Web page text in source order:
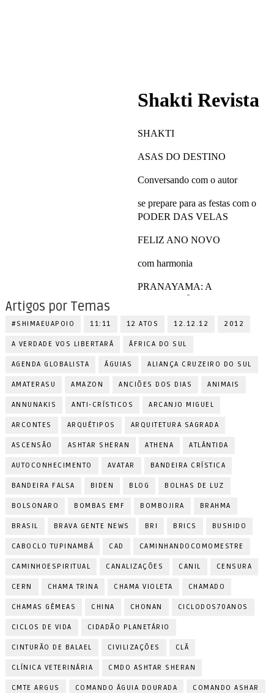
Artigos por Temas
#SHIMAEUAPOIO 11:11 12 ATOS 12.12.12 2012
A VERDADE VOS LIBERTARÁ ÁFRICA DO SUL
AGENDA GLOBALISTA ÁGUIAS ALIANÇA CRUZEIRO DO SUL
AMATERASU AMAZON ANCIÕES DOS DIAS ANIMAIS
ANNUNAKIS ANTI-CRÍSTICOS ARCANJO MIGUEL
ARCONTES ARQUÉTIPOS ARQUITETURA SAGRADA
ASCENSÃO ASHTAR SHERAN ATHENA ATLÂNTIDA
AUTOCONHECIMENTO AVATAR BANDEIRA CRÍSTICA
BANDEIRA FALSA BIDEN BLOG BOLHAS DE LUZ
BOLSONARO BOMBAS EMF BOMBOJIRA BRAHMA
BRASIL BRAVA GENTE NEWS BRI BRICS BUSHIDO
CABOCLO TUPINAMBÁ CAD CAMINHANDOCOMOMESTRE
CAMINHOESPIRITUAL CANALIZAÇÕES CANIL CENSURA
CERN CHAMA TRINA CHAMA VIOLETA CHAMADO
CHAMAS GÊMEAS CHINA CHONAN CICLODOS70ANOS
CICLOS DE VIDA CIDADÃO PLANETÁRIO
CINTURÃO DE BALAEL CIVILIZAÇÕES CLÃ
CLÍNICA VETERINÁRIA CMDO ASHTAR SHERAN
CMTE ARGUS COMANDO ÁGUIA DOURADA COMANDO ASHAR